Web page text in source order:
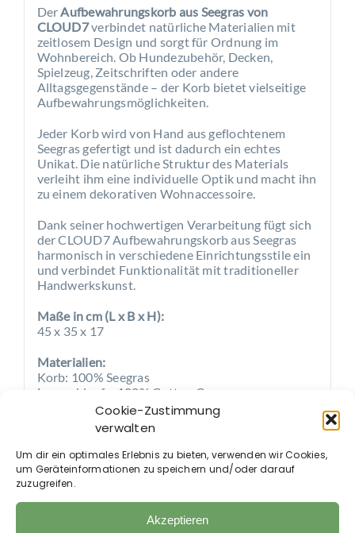
Cookie-Zustimmung
verwalten
Um dir ein optimales Erlebnis zu bieten, verwenden wir Cookies,
um Geräteinformationen zu speichern und/oder darauf
zuzugreifen.
Akzeptieren
Der Aufbewahrungskorb aus Seegras von
CLOUD7verbindet natürliche Materialien mit
zeitlosem Design und sorgt für Ordnung im
Wohnbereich. Ob Hundezubehör, Decken,
Spielzeug, Zeitschriften oder andere
Alltagsgegenstände – der Korb bietet vielseitige
Aufbewahrungsmöglichkeiten.
Jeder Korb wird von Hand aus geflochtenem
Seegras gefertigt und ist dadurch ein echtes
Unikat. Die natürliche Struktur des Materials
verleiht ihm eine individuelle Optik und macht ihn
zu einem dekorativen Wohnaccessoire.
Dank seiner hochwertigen Verarbeitung fügt sich
der CLOUD7 Aufbewahrungskorb aus Seegras
harmonisch in verschiedene Einrichtungsstile ein
und verbindet Funktionalität mit traditioneller
Handwerkskunst.
Maße in cm (L x B x H):
45 x 35 x 17
Materialien:
Korb: 100% Seegras
Logoschlaufe: 100% Cotton Canvas
laufendem Wasser gereinigt werden. Bitte achten
Sie auf eine ausgiebige Trocknung an einem
warmen Ort, um Geruchsbildung zu vermeiden.